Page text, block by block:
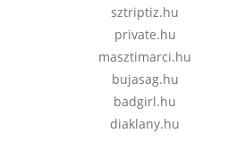
sztriptiz.hu
private.hu
masztimarci.hu
bujasag.hu
badgirl.hu
diaklany.hu